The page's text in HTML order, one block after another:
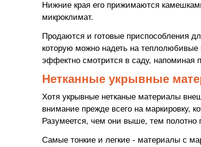
Нижние края его прижимаются
микроклимат.
Продаются и готовые приспособления
которую можно надеть на теплолюбивые
эффектно смотрится в саду, напоминая
Нетканные укрывные
Хотя укрывные нетканые материалы
внимание прежде всего на маркировку,
Разумеется, чем они выше, тем полотно
Самые тонкие и легкие - материалы с